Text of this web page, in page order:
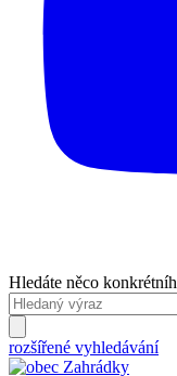
Hledáte něco
rozšířené vyhledávání